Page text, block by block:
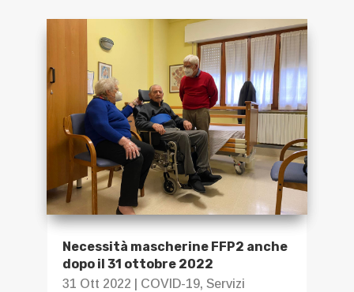
Necessità mascherine FFP2 anche
dopo il 31 ottobre 2022
31 Ott 2022 COVID-19, Servizi